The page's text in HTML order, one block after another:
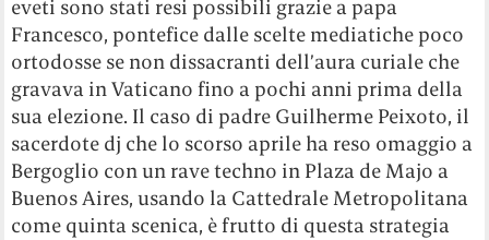
eveti sono stati resi possibili grazie a papa
Francesco, pontefice dalle scelte mediatiche poco
ortodosse se non dissacranti dell’aura curiale che
gravava in Vaticano fino a pochi anni prima della
sua elezione. Il caso di padre Guilherme Peixoto, il
sacerdote dj che lo scorso aprile ha reso omaggio a
Bergoglio con un rave techno in Plaza de Majo a
Buenos Aires, usando la Cattedrale Metropolitana
come quinta scenica, è frutto di questa strategia